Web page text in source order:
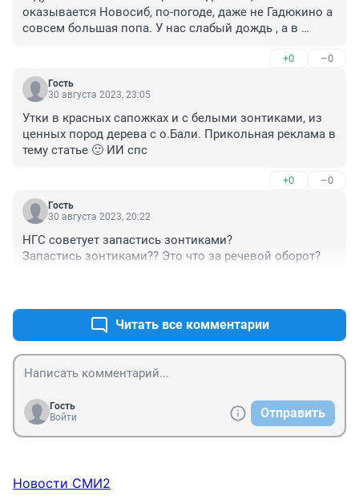
оказывается Новосиб, по-погоде, даже не Гадюкино а
совсем большая попа. У нас слабый дождь , а в
+0 –0
Гость
30 августа 2023, 23:05
Утки в красных сапожках и с белыми зонтиками, из
ценных пород дерева с о.Бали. Прикольная реклама в
тему статье 🙂 ИИ спс
+0 –0
Гость
30 августа 2023, 20:22
НГС советует запастись зонтиками?
Запастись зонтиками?? Это что за речевой оборот?
Читать все комментарии
Гость
Войти
Отправить
Новости СМИ2